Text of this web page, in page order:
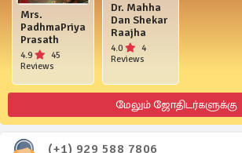
Mrs.
PadhmaPriya
Prasath
4.9
45
Reviews
Dr. Mahha
Dan Shekar
Raajha
4.0
4
Reviews
மேலும் ஜோதிடர்களுக்கு
(+1) 929 588 7806